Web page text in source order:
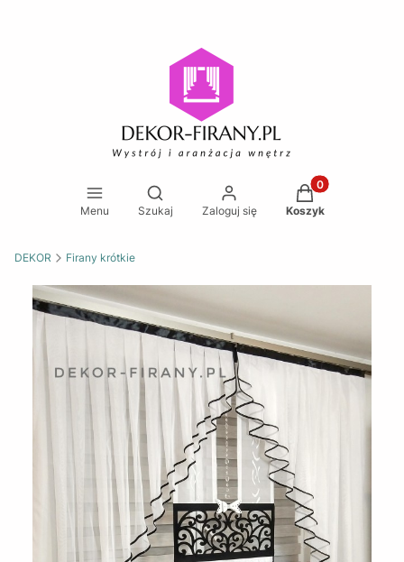
Menu
Otwórz wyszukiwarkę
Szukaj Zaloguj się
Produkty w
Koszyk
DEKOR Firany krótkie